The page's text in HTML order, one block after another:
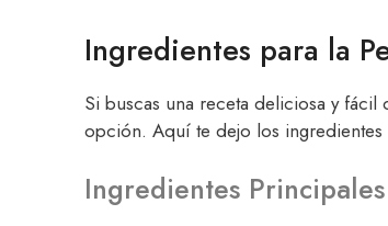
Ingredientes para la
Si buscas una receta deliciosa y fácil
opción. Aquí te dejo los ingredientes
Ingredientes Principales